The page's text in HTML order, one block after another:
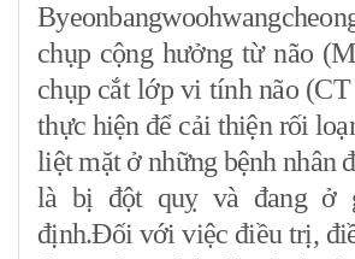
chụp cộng hưởng từ não
chụp cắt lớp vi tính não
thực hiện để cải thiện rối
liệt mặt ở những bệnh nhân
là bị đột quỵ và đang ở
định.Đối với việc điều trị,